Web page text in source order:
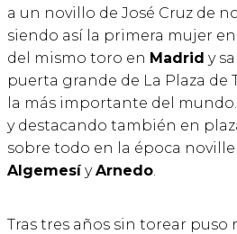
a un novillo de José Cruz de
siendo así la primera mujer
del mismo toro en Madrid y
puerta grande de La Plaza de
la más importante del
y destacando también en
sobre todo en la época
AlgemesíyArnedo
Tras tres años sin torear puso